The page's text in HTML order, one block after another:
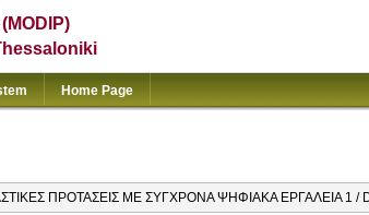
Home Page
ΠΡΟΤΑΣΕΙΣ ΜΕ ΣΥΓΧΡΟΝΑ ΨΗΦΙΑΚΑ ΕΡΓΑΛΕΙΑ 1 /